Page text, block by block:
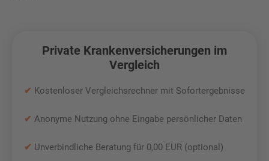
Private Krankenversicherungen im
Vergleich
✔ Kostenloser Vergleichsrechner mit Sofortergebnisse
✔ Anonyme Nutzung ohne Eingabe persönlicher Daten
✔ Unverbindliche Beratung für 0,00 EUR (optional)